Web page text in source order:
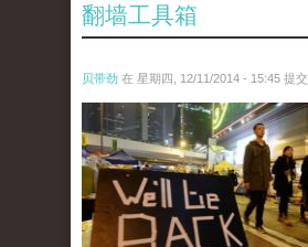
翻墙工具箱
贝带劲 在 星期四, 12/11/2014 - 15:45 提交
reporters_18475535.jpg